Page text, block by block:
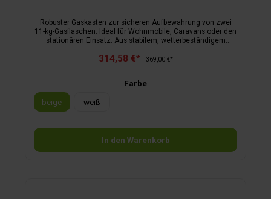
Robuster Gaskasten zur sicheren Aufbewahrung von zwei
11-kg-Gasflaschen. Ideal für Wohnmobile, Caravans oder den
stationären Einsatz. Aus stabilem, wetterbeständigem
montieren – für eine sichere Gasversorgung unterwegs oder
314,58 €* 369,00 €*
Farbe
beige
weiß
In den Warenkorb